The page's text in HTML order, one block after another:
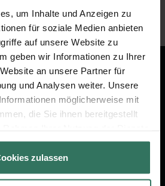
um Inhalte und Anzeigen zu
für soziale Medien anbieten
auf unsere Website zu
geben wir Informationen zu Ihrer
an unsere Partner für
und Analysen weiter. Unsere
möglicherweise mit
die Sie ihnen bereitgestellt
zulassen
rund
Bestattung &